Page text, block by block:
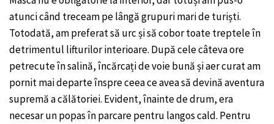
atunci când treceam pe lângă grupuri mari de turiști.
Totodată, am preferat să urc și să cobor toate treptele în
detrimentul lifturilor interioare. După cele câteva ore
petrecute în salină, încărcați de voie bună și aer curat am
pornit mai departe înspre ceea ce avea să devină aventura
supremă a călătoriei. Evident, înainte de drum, era
necesar un popas în parcare pentru langos cald. Pentru